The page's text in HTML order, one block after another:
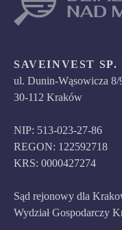
SAVEINVEST SP.
ul. Dunin-Wąsowicza 8/
30-112 Kraków
NIP: 513-023-27-86
REGON: 122592718
KRS: 0000427274
Sąd rejonowy dla
Wydział Gospodarczy